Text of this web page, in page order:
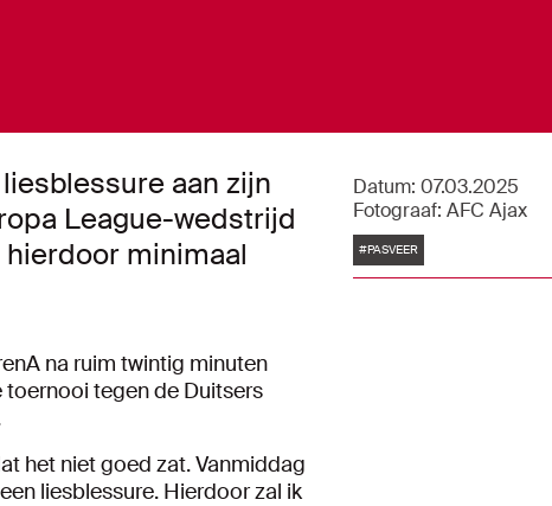
aan zijn
League-wedstrijd
minimaal
Datum: 07.03.2025
Fotograaf: AFC Ajax
Tags
#PASVEER
na ruim twintig minuten
toernooi tegen de Duitsers
het niet goed zat. Vanmiddag
liesblessure. Hierdoor zal ik